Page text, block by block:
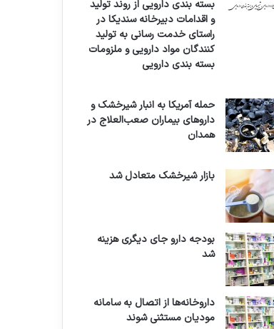
بسته بندی دارویی از روند تولید
و اقدامات دبیرخانه سندیکا در
راستای خدمت رسانی به تولید
کنندگان مواد دارویی و ملزومات
بسته بندی دارویی
حمله آمریکا به انبار شیرخشک و
داروهای بیماران صعب‌العلاج در
همدان
بازار شیرخشک متعادل شد
بودجه دارو جای دیگری هزینه
شد
داروخانه‌ها از اتصال به سامانه
مودیان مستثنی شوند